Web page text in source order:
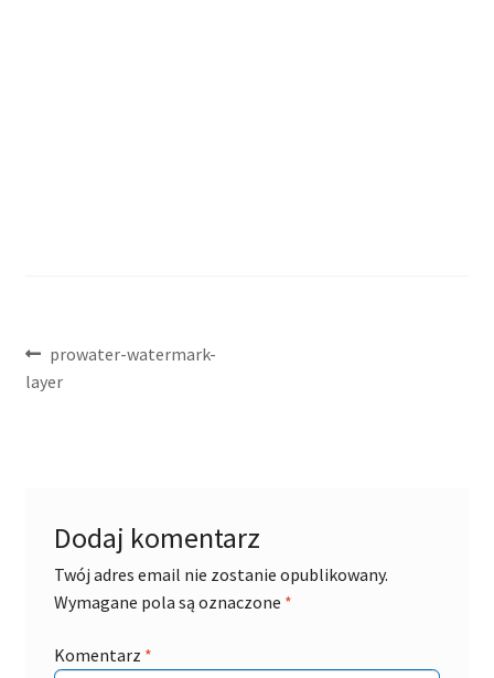
Nawigacja
wpisu
Poprzedni
wpis:
prowater-watermark-
layer
Dodaj komentarz
Twój adres email nie zostanie opublikowany.
Wymagane pola są oznaczone *
Komentarz *